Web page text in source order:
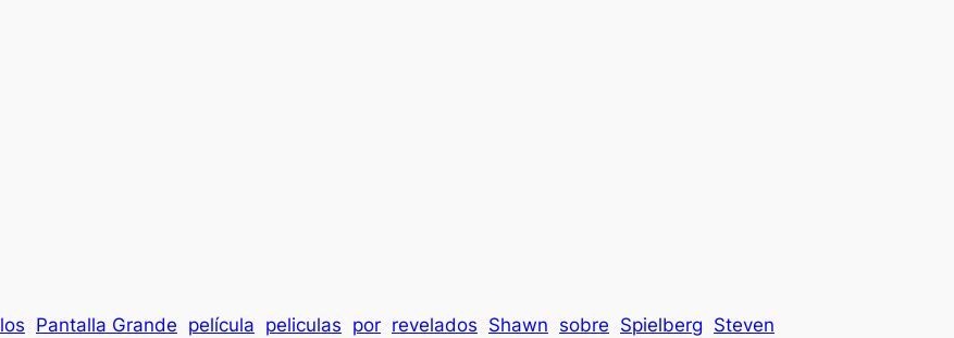
los Pantalla Grande película peliculas por revelados Shawn sobre Spielberg Steven